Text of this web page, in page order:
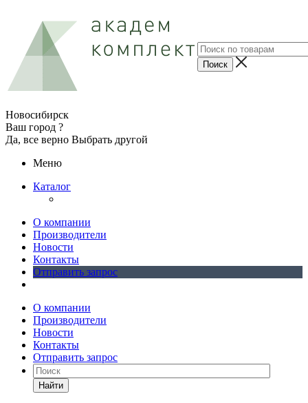
Новосибирск
Ваш город ?
Да, все верно Выбрать другой
Меню
Каталог
О компании
Производители
Новости
Контакты
Отправить запрос
О компании
Производители
Новости
Контакты
Отправить запрос
Найти